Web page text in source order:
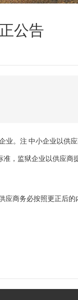
公告
业。注 中小企业以供
，监狱企业以供应商
应商务必按照更正后